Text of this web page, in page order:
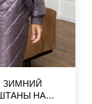
ЗИМНИЙ
НА